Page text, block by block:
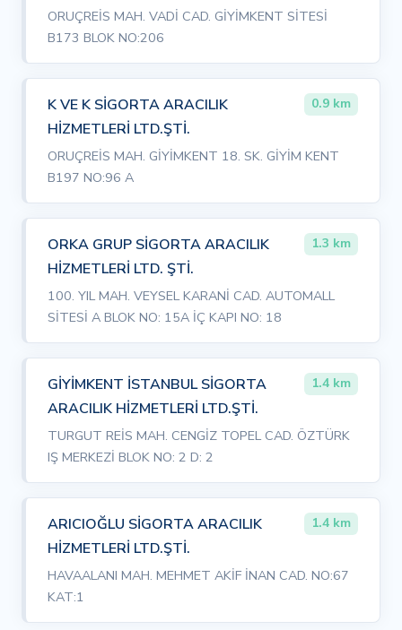
ORUÇREİS MAH. VADİ CAD. GİYİMKENT SİTESİ
B173 BLOK NO:206
K VE K SİGORTA ARACILIK
HİZMETLERİ LTD.ŞTİ.
0.9 km
ORUÇREİS MAH. GİYİMKENT 18. SK. GİYİM KENT
B197 NO:96 A
ORKA GRUP SİGORTA ARACILIK
HİZMETLERİ LTD. ŞTİ.
1.3 km
100. YIL MAH. VEYSEL KARANİ CAD. AUTOMALL
SİTESİ A BLOK NO: 15A İÇ KAPI NO: 18
GİYİMKENT İSTANBUL SİGORTA
ARACILIK HİZMETLERİ LTD.ŞTİ.
1.4 km
TURGUT REİS MAH. CENGİZ TOPEL CAD. ÖZTÜRK
IŞ MERKEZİ BLOK NO: 2 D: 2
ARICIOĞLU SİGORTA ARACILIK
HİZMETLERİ LTD.ŞTİ.
1.4 km
HAVAALANI MAH. MEHMET AKİF İNAN CAD. NO:67
KAT:1